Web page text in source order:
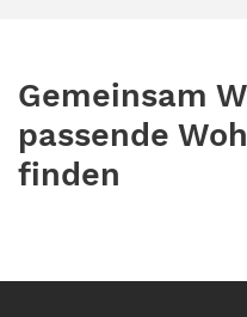
Gemeinsam
passende
finden